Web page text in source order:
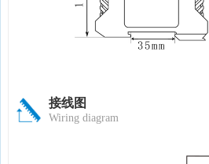
接线图
Wiring diagram